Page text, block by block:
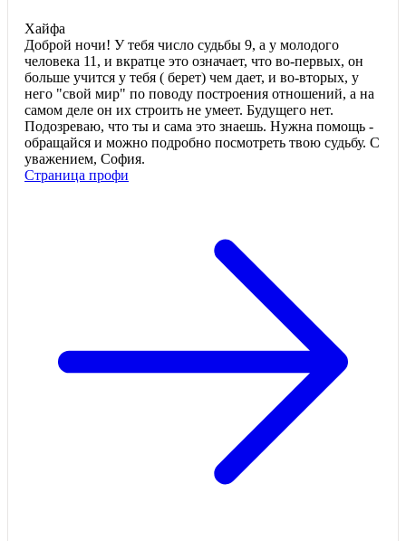
Хайфа
Доброй ночи! У тебя число судьбы 9, а у молодого
человека 11, и вкратце это означает, что во-первых, он
больше учится у тебя ( берет) чем дает, и во-вторых, у
него "свой мир" по поводу построения отношений, а на
самом деле он их строить не умеет. Будущего нет.
Подозреваю, что ты и сама это знаешь. Нужна помощь -
обращайся и можно подробно посмотреть твою судьбу. С
уважением, София.
Страница профи